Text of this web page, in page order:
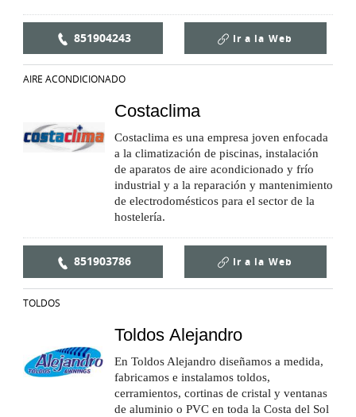
851904243 Ir a la Web
AIRE ACONDICIONADO
Costaclima
Costaclima es una empresa joven enfocada
a la climatización de piscinas, instalación
de aparatos de aire acondicionado y frío
industrial y a la reparación y mantenimiento
de electrodomésticos para el sector de la
hostelería.
851903786 Ir a la Web
TOLDOS
Toldos Alejandro
En Toldos Alejandro diseñamos a medida,
fabricamos e instalamos toldos,
cerramientos, cortinas de cristal y ventanas
de aluminio o PVC en toda la Costa del Sol